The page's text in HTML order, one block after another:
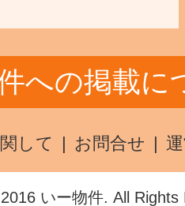
への掲載に
して お問合せ
いー物件. All Rights